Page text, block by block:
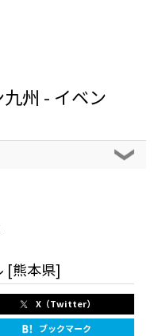
州 - イベン
[熊本県]
X（Twitter）
ブックマーク